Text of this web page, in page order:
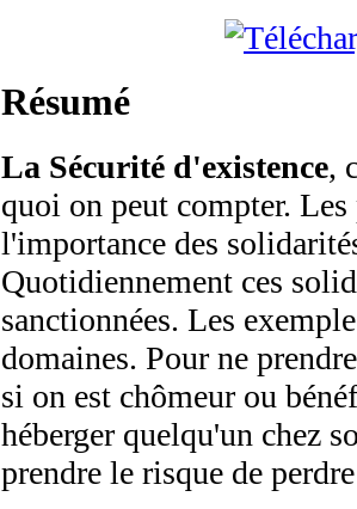
Résumé
La Sécurité d'existence,
quoi on peut compter.
l'importance des
Quotidiennement ces
sanctionnées. Les
domaines. Pour ne
si on est chômeur ou
héberger quelqu'un chez
prendre le risque de